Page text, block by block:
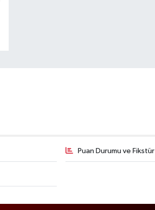
Puan Durumu ve Fikstür